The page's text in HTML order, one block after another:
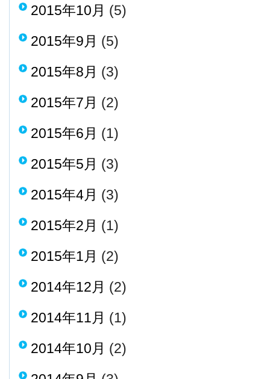
2015年10月 (5)
2015年9月 (5)
2015年8月 (3)
2015年7月 (2)
2015年6月 (1)
2015年5月 (3)
2015年4月 (3)
2015年2月 (1)
2015年1月 (2)
2014年12月 (2)
2014年11月 (1)
2014年10月 (2)